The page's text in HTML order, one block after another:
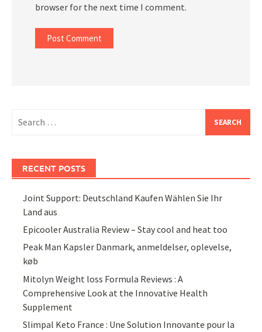
browser for the next time I comment.
for:
RECENT POSTS
Joint Support: Deutschland Kaufen Wählen Sie Ihr
Land aus
Epicooler Australia Review – Stay cool and heat too
Peak Man Kapsler Danmark, anmeldelser, oplevelse,
køb
Mitolyn Weight loss Formula Reviews : A
Comprehensive Look at the Innovative Health
Supplement
Slimpal Keto France : Une Solution Innovante pour la